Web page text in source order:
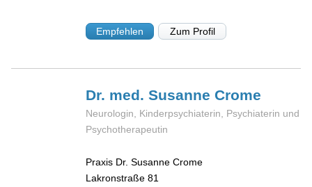
Empfehlen Zum Profil
Dr. med. SusanneCrome
Neurologin, Kinderpsychiaterin, Psychiaterin und
Psychotherapeutin
Praxis Dr. Susanne Crome
Lakronstraße 81